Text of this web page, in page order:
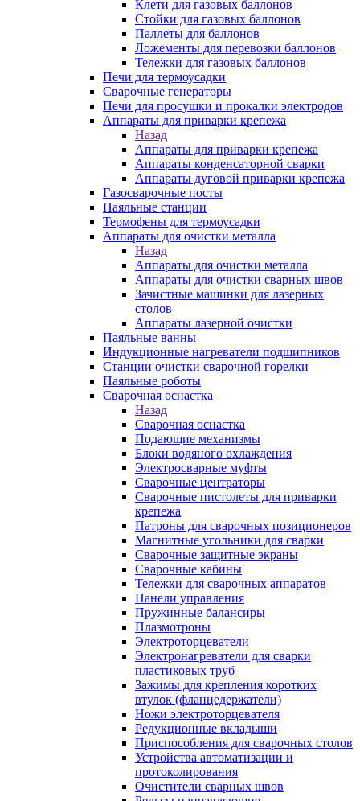
Клети для газовых баллонов
Стойки для газовых баллонов
Паллеты для баллонов
Ложементы для перевозки баллонов
Тележки для газовых баллонов
Печи для термоусадки
Сварочные генераторы
Печи для просушки и прокалки электродов
Аппараты для приварки крепежа
Назад
Аппараты для приварки крепежа
Аппараты конденсаторной сварки
Аппараты дуговой приварки крепежа
Газосварочные посты
Паяльные станции
Термофены для термоусадки
Аппараты для очистки металла
Назад
Аппараты для очистки металла
Аппараты для очистки сварных швов
Зачистные машинки для лазерных
столов
Аппараты лазерной очистки
Паяльные ванны
Индукционные нагреватели подшипников
Станции очистки сварочной горелки
Паяльные роботы
Сварочная оснастка
Назад
Сварочная оснастка
Подающие механизмы
Блоки водяного охлаждения
Электросварные муфты
Сварочные центраторы
Сварочные пистолеты для приварки
крепежа
Патроны для сварочных позиционеров
Магнитные угольники для сварки
Сварочные защитные экраны
Сварочные кабины
Тележки для сварочных аппаратов
Панели управления
Пружинные балансиры
Плазмотроны
Электроторцеватели
Электронагреватели для сварки
пластиковых труб
Зажимы для крепления коротких
втулок (фланцедержатели)
Ножи электроторцевателя
Редукционные вкладыши
Приспособления для сварочных столов
Устройства автоматизации и
протоколирования
Очистители сварных швов